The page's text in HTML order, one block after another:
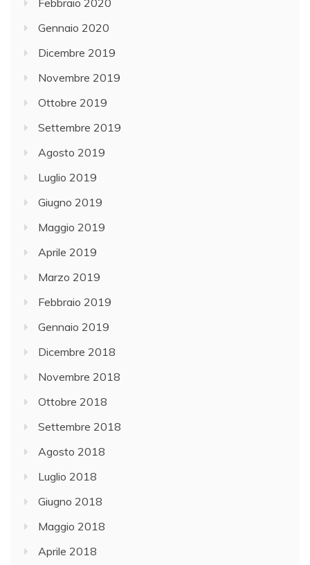
Gennaio 2020
Dicembre 2019
Novembre 2019
Ottobre 2019
Settembre 2019
Agosto 2019
Luglio 2019
Giugno 2019
Maggio 2019
Aprile 2019
Marzo 2019
Febbraio 2019
Gennaio 2019
Dicembre 2018
Novembre 2018
Ottobre 2018
Settembre 2018
Agosto 2018
Luglio 2018
Giugno 2018
Maggio 2018
Aprile 2018